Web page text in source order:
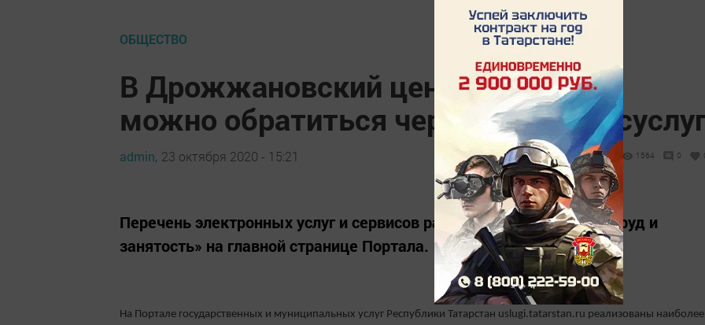
ОБЩЕСТВО
В Дрожжановский центр занятости
можно обратиться через портал
admin, 23 октября 2020 - 15:21 1564 0
Перечень электронных услуг и сервисов размещены в разделах «Труд и
занятость» на главной странице Портала.
На Портале государственных и муниципальных услуг Республики Татарстан uslugi.tatarstan.ru реализованы наиболее